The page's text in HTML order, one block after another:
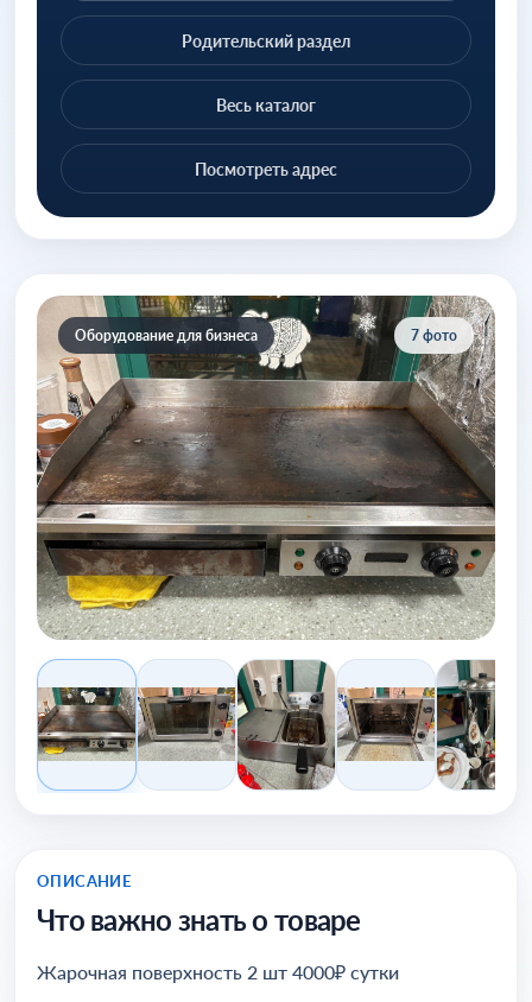
Оборудование для бизнеса 7 фото
Родительский раздел
Весь каталог
Посмотреть адрес
ОПИСАНИЕ
Что важно знать о товаре
Жарочная поверхность 2 шт 4000₽ сутки